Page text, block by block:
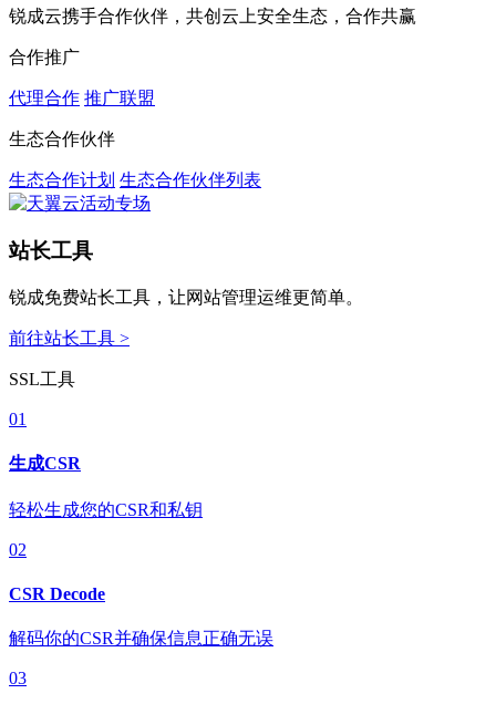
锐成云携手合作伙伴，共创云上安全生态，合作共赢
合作推广
代理合作 推广联盟
生态合作伙伴
生态合作计划 生态合作伙伴列表
站长工具
锐成免费站长工具，让网站管理运维更简单。
前往站长工具 >
SSL工具
01
生成CSR
轻松生成您的CSR和私钥
02
CSR Decode
解码你的CSR并确保信息正确无误
03